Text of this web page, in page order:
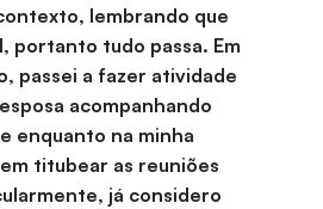
lembrando que
portanto tudo passa. Em
passei a fazer atividade
acompanhando
enquanto na minha
titubear as reuniões
já considero